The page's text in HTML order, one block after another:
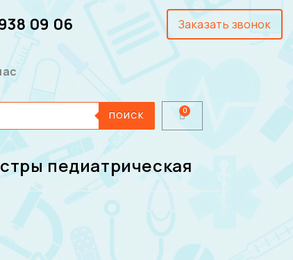
09 06 Заказать звонок
ПОИСК
педиатрическая